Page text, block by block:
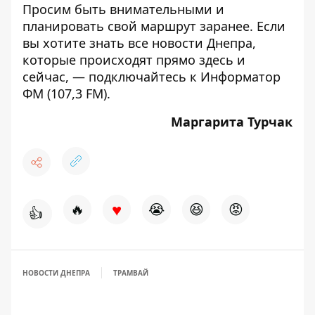
Просим быть внимательными и
планировать свой маршрут заранее. Если
вы хотите знать все новости Днепра,
которые происходят прямо здесь и
сейчас, — подключайтесь к Информатор
ФМ (107,3 FM).
Маргарита Турчак
👍 🔥 ♥ 😭 😆 😡
НОВОСТИ ДНЕПРА ТРАМВАЙ